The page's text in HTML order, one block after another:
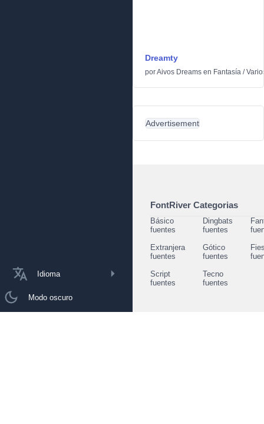
Idioma
Modo oscuro
Dreamty
porAivos Dreams en Fantasía /
Advertisement
FontRiver Categorias
Básico
fuentes
Dingbats
fuentes
Extranjera
fuentes
Gótico
fuentes
Script
fuentes
Tecno
fuentes